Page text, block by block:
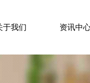
于我们 资讯中